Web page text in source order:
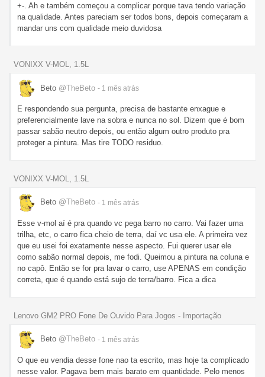
+-. Ah e também começou a complicar porque tava tendo variação
na qualidade. Antes pareciam ser todos bons, depois começaram a
mandar uns com qualidade meio duvidosa
VONIXX V-MOL, 1.5L
Beto @TheBeto - 1 mês atrás
E respondendo sua pergunta, precisa de bastante enxague e
preferencialmente lave na sobra e nunca no sol. Dizem que é bom
passar sabão neutro depois, ou então algum outro produto pra
proteger a pintura. Mas tire TODO residuo.
VONIXX V-MOL, 1.5L
Beto @TheBeto - 1 mês atrás
Esse v-mol aí é pra quando vc pega barro no carro. Vai fazer uma
trilha, etc, o carro fica cheio de terra, daí vc usa ele. A primeira vez
que eu usei foi exatamente nesse aspecto. Fui querer usar ele
como sabão normal depois, me fodi. Queimou a pintura na coluna e
no capô. Então se for pra lavar o carro, use APENAS em condição
correta, que é quando está sujo de terra/barro. Fica a dica
Lenovo GM2 PRO Fone De Ouvido Para Jogos - Importação
Beto @TheBeto - 1 mês atrás
O que eu vendia desse fone nao ta escrito, mas hoje ta complicado
nesse valor. Pagava bem mais barato em quantidade. Pelo menos